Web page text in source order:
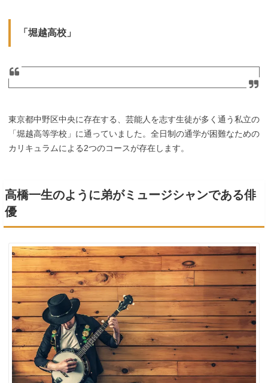
「堀越高校」
東京都中野区中央に存在する、芸能人を志す生徒が多く通う私立の
「堀越高等学校」に通っていました。全日制の通学が困難なための
カリキュラムによる2つのコースが存在します。
高橋一生のように弟がミュージシャンである俳
優